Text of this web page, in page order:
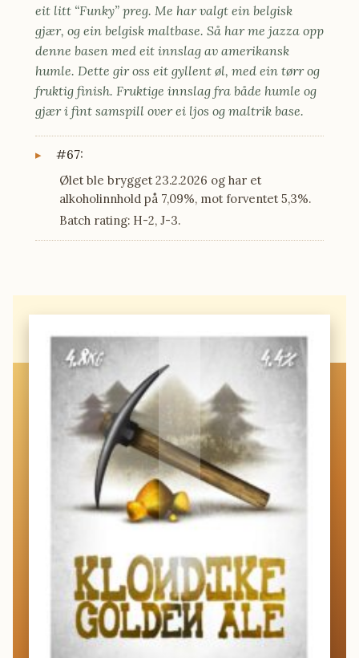
eit litt “Funky” preg. Me har valgt ein belgisk
gjær, og ein belgisk maltbase. Så har me jazza opp
denne basen med eit innslag av amerikansk
humle. Dette gir oss eit gyllent øl, med ein tørr og
fruktig finish. Fruktige innslag fra både humle og
gjær i fint samspill over ei ljos og maltrik base.
#67:
Ølet ble brygget 23.2.2026 og har et
alkoholinnhold på 7,09%, mot forventet 5,3%.
Batch rating: H-2, J-3.